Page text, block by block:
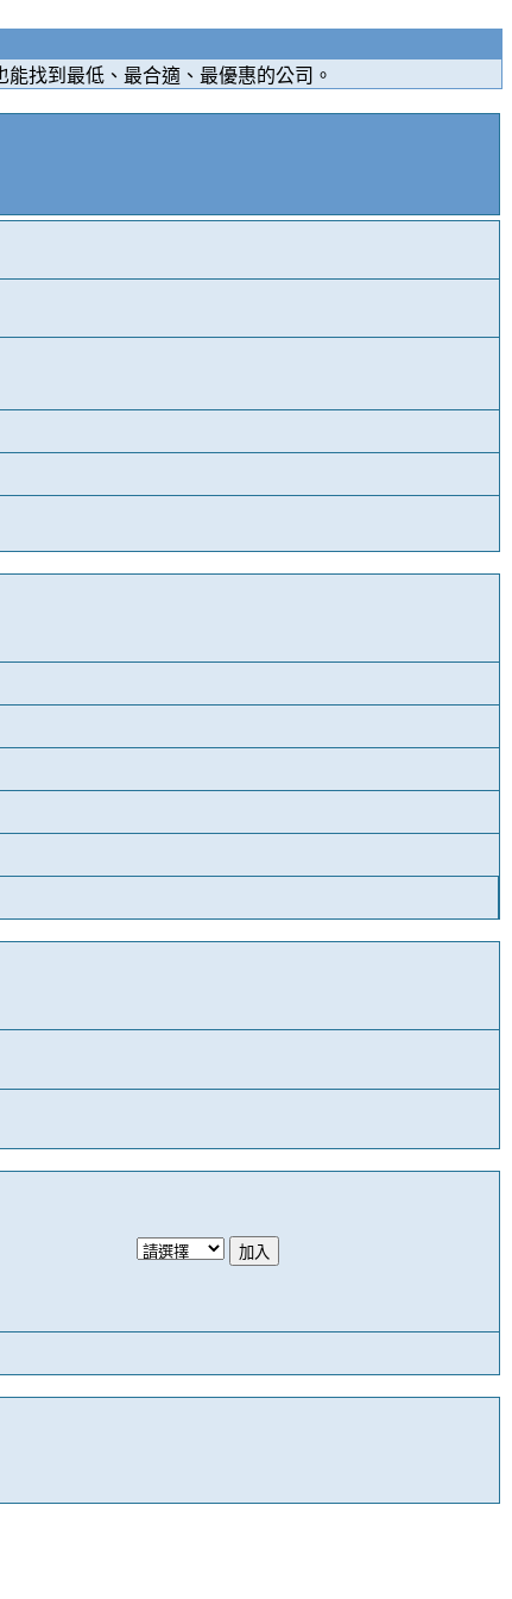
找到最低、最合適、最優惠的公司。